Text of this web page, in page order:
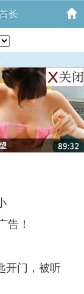
长
告！
开门，被听